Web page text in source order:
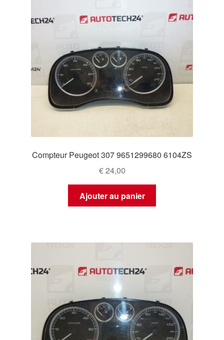
ancien
Compteur Peugeot 307 9651299680 6104ZS
€24,00
Ajouter au panier